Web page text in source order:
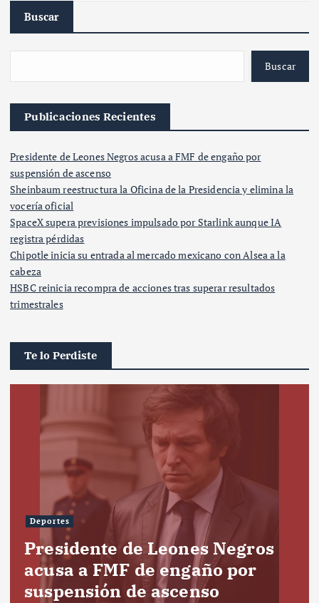
Buscar
Buscar
Publicaciones Recientes
Presidente de Leones Negros acusa a FMF de engaño por
suspensión de ascenso
Sheinbaum reestructura la Oficina de la Presidencia y elimina la
vocería oficial
SpaceX supera previsiones impulsado por Starlink aunque IA
registra pérdidas
Chipotle inicia su entrada al mercado mexicano con Alsea a la
cabeza
HSBC reinicia recompra de acciones tras superar resultados
trimestrales
Te lo Perdiste
Deportes
Presidente de Leones Negros
acusa a FMF de engaño por
suspensión de ascenso